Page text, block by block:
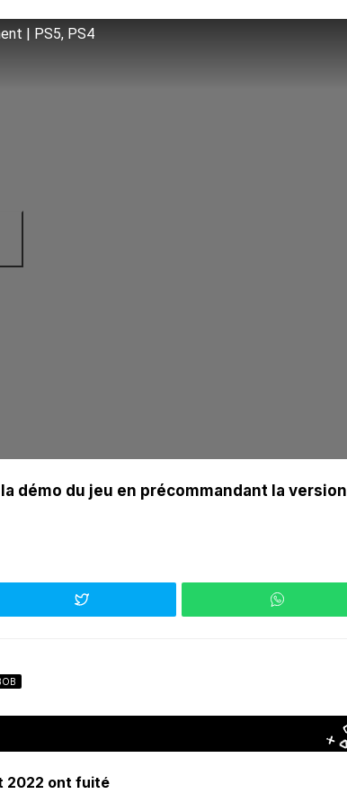
| PS5, PS4
démo du jeu en précommandant la version
2022 ont fuité